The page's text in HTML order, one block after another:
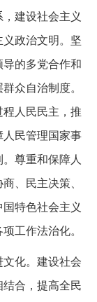
建设社会主义
政治文明。坚
的多党合作和
众自治制度。
人民民主，推
民管理国家事
尊重和保障人
、民主决策、
特色社会主义
工作法治化。
化。建设社会
合，提高全民